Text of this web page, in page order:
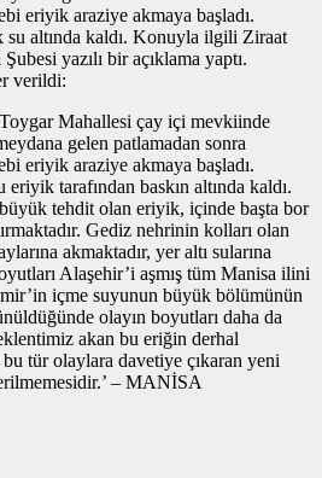
eriyik araziye akmaya başladı.
su altında kaldı. Konuyla ilgili Ziraat
yazılı bir açıklama yaptı.
verildi:
Mahallesi çay içi mevkiinde
gelen patlamadan sonra
eriyik araziye akmaya başladı.
tarafından baskın altında kaldı.
tehdit olan eriyik, içinde başta bor
Gediz nehrinin kolları olan
akmaktadır, yer altı sularına
Alaşehir’i aşmış tüm Manisa ilini
içme suyunun büyük bölümünün
olayın boyutları daha da
akan bu eriğin derhal
tür olaylara davetiye çıkaran yeni
– MANİSA